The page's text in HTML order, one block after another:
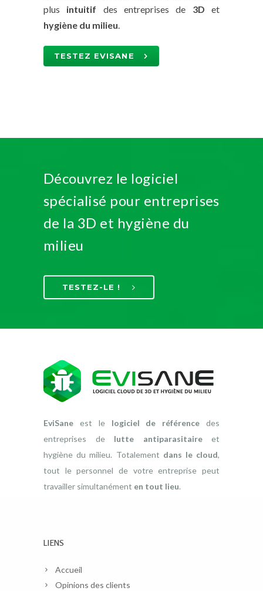
plus intuitif des entreprises de 3D et
hygiène du milieu.
TESTEZ EVISANE
Découvrez le logiciel
spécialisé pour entreprises
de la 3D et hygiène du
milieu
TESTEZ-LE !
EviSane est le logiciel de référence des
entreprises de lutte antiparasitaireet
hygiène du milieu. Totalement dans le cloud,
tout le personnel de votre entreprise peut
travailler simultanément en tout lieu.
LIENS
Accueil
Opinions des clients